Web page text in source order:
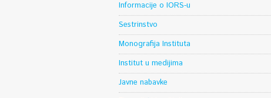
Informacije o IORS-u
Sestrinstvo
Monografija Instituta
Institut u medijima
Javne nabavke